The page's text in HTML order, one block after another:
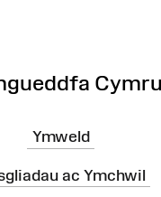
Cymru
Ymweld
ac Ymchwil